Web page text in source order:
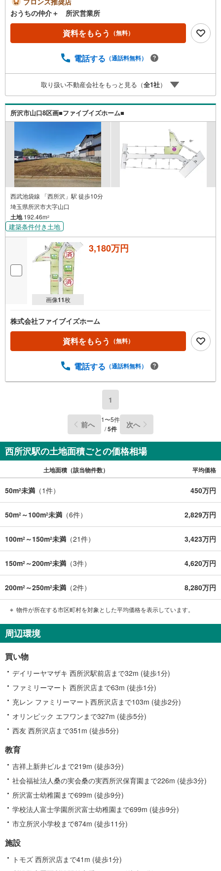
おうちの仲介＋ 所沢営業所
資料をもらう （無料）
電話する （通話料無料）
取り扱い不動産会社をもっと見る（全1社）
所沢市山口8区画■ファイブイズホーム■
西武池袋線 「西所沢」駅 徒歩10分
埼玉県所沢市大字山口
土地192.46m2
建築条件付き土地
画像11枚
3,180万円
株式会社ファイブイズホーム
資料をもらう （無料）
電話する （通話料無料）
1
前へ 1〜5件
/5件 次へ
西所沢駅の土地面積ごとの価格相場
土地面積（該当物件数） 平均価格
50m2未満 （1件） 450万円
50m2 ～100m2未満 （6件） 2,829万円
100m2 ～150m2未満 （21件） 3,423万円
150m2 ～200m2未満 （3件） 4,620万円
200m2 ～250m2未満 （2件） 8,280万円
物件が所在する市区町村を対象とした平均価格を表示しています。
周辺環境
買い物
デイリーヤマザキ 西所沢駅前店まで32m (徒歩1分)
ファミリーマート 西所沢店まで63m (徒歩1分)
充レン ファミリーマート西所沢店まで103m (徒歩2分)
オリンピック エフワンまで327m (徒歩5分)
西友 西所沢店まで351m (徒歩5分)
教育
吉祥上新井ビルまで219m (徒歩3分)
社会福祉法人桑の実会桑の実西所沢保育園まで226m (徒歩3分)
所沢富士幼稚園まで699m (徒歩9分)
学校法人富士学園所沢富士幼稚園まで699m (徒歩9分)
市立所沢小学校まで874m (徒歩11分)
施設
トモズ 西所沢店まで41m (徒歩1分)